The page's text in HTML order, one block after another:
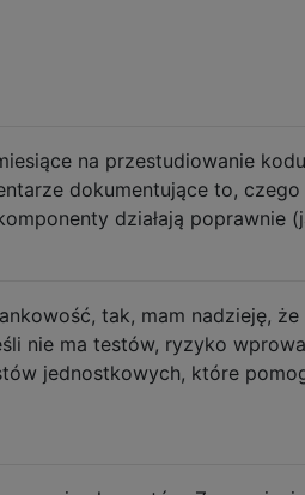
na przestudiowanie
dokumentujące to,
działają poprawnie
tak, mam nadzieję, że
nie ma testów, ryzyko
jednostkowych, które